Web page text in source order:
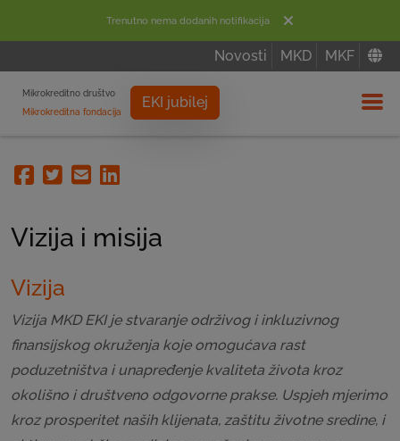
Trenutno nema dodanih notifikacija
Novosti MKD MKF
Mikrokreditno društvo
Mikrokreditna fondacija
EKI jubilej
Facebook
TwitterEmailLinkedin
Vizija i misija
Vizija
Vizija MKD EKI je stvaranje održivog i inkluzivnog
finansijskog okruženja koje omogućava rast
poduzetništva i unapređenje kvaliteta života kroz
okolišno i društveno odgovorne prakse. Uspjeh mjerimo
kroz prosperitet naših klijenata, zaštitu životne sredine, i